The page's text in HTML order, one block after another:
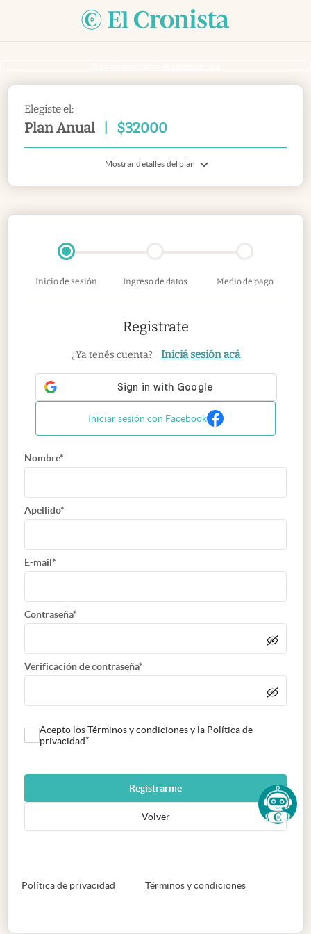
Elegiste el:
Plan Anual $32000
Mostrar detalles del plan
Inicio de sesión Ingreso de datos Medio de pago
Registrate
¿Ya tenés cuenta? Iniciá sesión acá
Iniciar sesión con Facebook
Nombre*
Apellido*
E-mail*
Contraseña*
Verificación de contraseña*
Acepto los Términos y condiciones y la Política de
privacidad*
Registrarme
Volver
Política de privacidad abre en nueva pestaña
Términos y condicionesabre en nueva